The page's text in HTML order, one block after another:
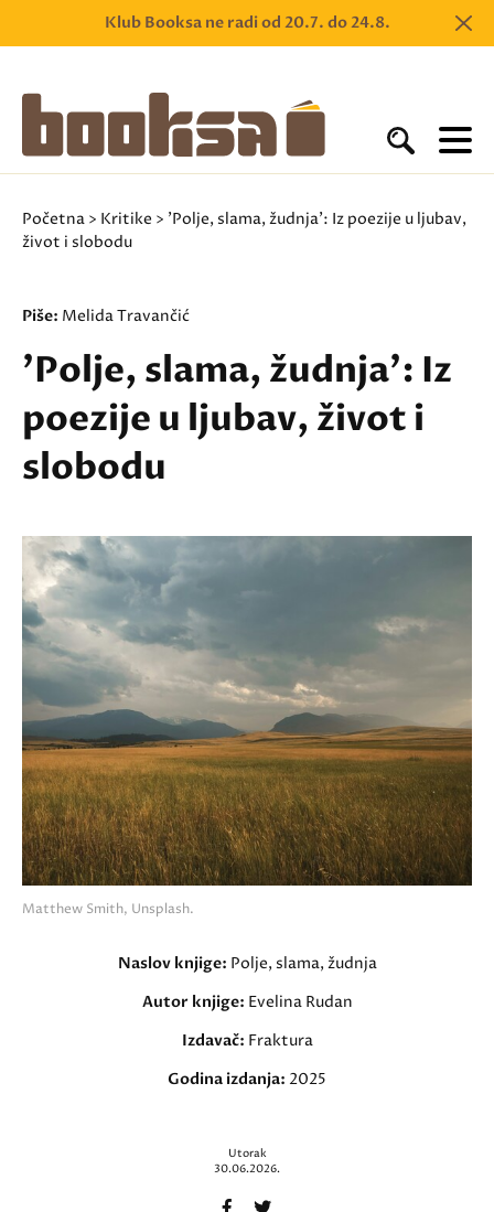
Klub Booksa ne radi od 20.7. do 24.8.
Početna > Kritike > 'Polje, slama, žudnja': Iz poezije u ljubav,
život i slobodu
Piše: Melida Travančić
'Polje, slama, žudnja': Iz
poezije u ljubav, život i
slobodu
Matthew Smith, Unsplash.
Naslov knjige: Polje, slama, žudnja
Autor knjige: Evelina Rudan
Izdavač: Fraktura
Godina izdanja: 2025
Utorak
30.06.2026.